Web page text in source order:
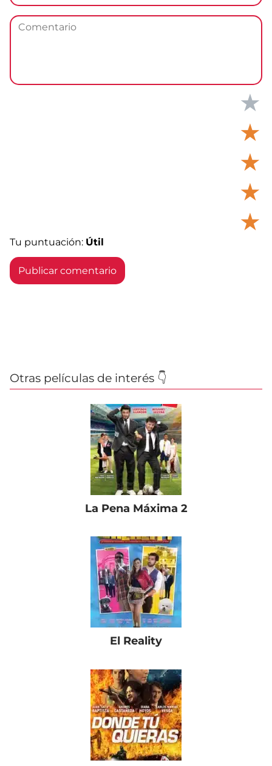
★
★
★
★
★
Tu puntuación: Útil
Otras películas de interés 👇
La Pena Máxima 2
El Reality